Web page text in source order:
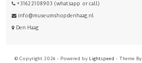
+31622108903 (whatsapp or call)
info@museumshopdenhaag.nl
Den Haag
© Copyright 2026 - Powered by Lightspeed - Theme By